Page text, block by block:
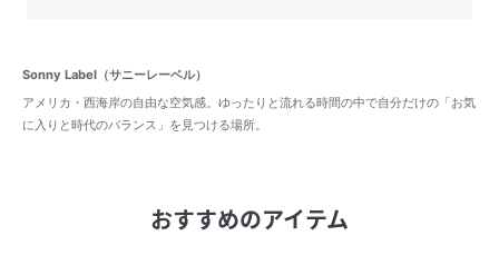
Sonny Label（サニーレーベル）
アメリカ・西海岸の自由な空気感。ゆったりと流れる時間の中で自分だけの「お気
に入りと時代のバランス」を見つける場所。
おすすめのアイテム